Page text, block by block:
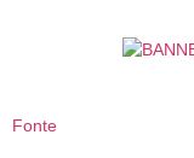
Fonte